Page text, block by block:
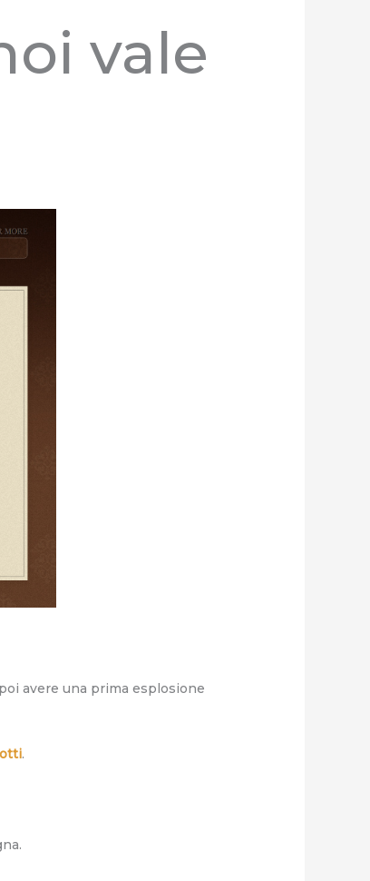
vale
avere una prima esplosione
.